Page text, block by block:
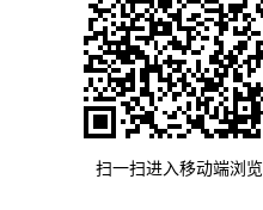
扫一扫进入移动端浏览